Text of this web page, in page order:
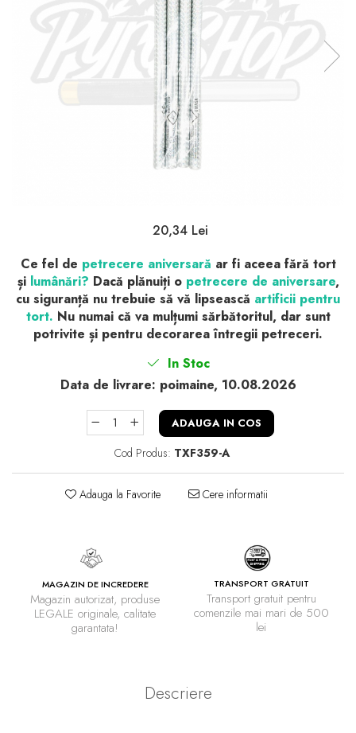
20,34 Lei
Ce fel de petrecere aniversară ar fi aceea fără tort
și lumânări? Dacă plănuiți o petrecere de aniversare,
cu siguranță nu trebuie să vă lipsească artificii pentru
tort. Nu numai că va mulțumi sărbătoritul, dar sunt
potrivite și pentru decorareaîntregii petreceri.
In Stoc
Data de livrare: poimaine, 10.08.2026
ADAUGA IN COS
Cod Produs: TXF359-A
Adauga la Favorite Cere informatii
MAGAZIN DE INCREDERE
Magazin autorizat, produse
LEGALE originale, calitate
garantata!
TRANSPORT GRATUIT
Transport gratuit pentru
comenzile mai mari de 500
lei
Descriere